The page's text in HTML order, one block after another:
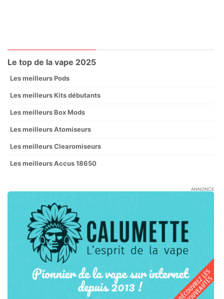
Le top de la vape 2025
Les meilleurs Pods
Les meilleurs Kits débutants
Les meilleurs Box Mods
Les meilleurs Atomiseurs
Les meilleurs Clearomiseurs
Les meilleurs Accus 18650
ANNONCE